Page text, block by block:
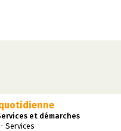
et démarches
- Services